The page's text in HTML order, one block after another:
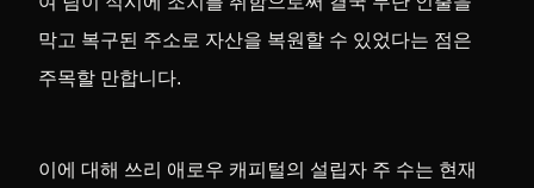
막고 복구된 주소로 자산을 복원할 수 있었다는 점은
주목할 만합니다.
이에 대해 쓰리 애로우 캐피털의 설립자 주 수는 현재